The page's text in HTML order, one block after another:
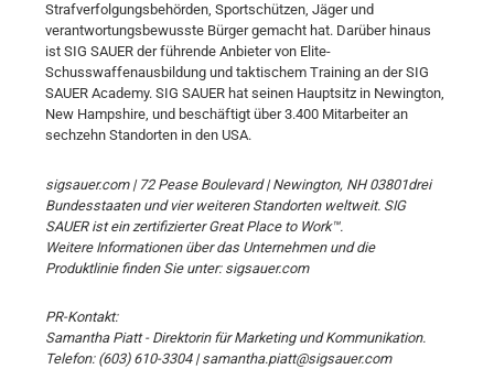
Strafverfolgungsbehörden, Sportschützen, Jäger und
verantwortungsbewusste Bürger gemacht hat. Darüber hinaus
ist SIG SAUER der führende Anbieter von Elite-
Schusswaffenausbildung und taktischem Training an der SIG
SAUER Academy. SIG SAUER hat seinen Hauptsitz in Newington,
New Hampshire, und beschäftigt über 3.400 Mitarbeiter an
sechzehn Standorten in den USA.
sigsauer.com | 72 Pease Boulevard | Newington, NH 03801drei
Bundesstaaten und vier weiteren Standorten weltweit. SIG
SAUER ist ein zertifizierter Great Place to Work™.
Weitere Informationen über das Unternehmen und die
Produktlinie finden Sie unter: sigsauer.com
PR-Kontakt:
Samantha Piatt - Direktorin für Marketing und Kommunikation.
Telefon: (603) 610-3304 | samantha.piatt@sigsauer.com